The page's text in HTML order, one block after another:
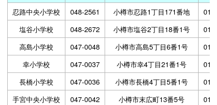
忍路中央小学校
048-2561 小樽市忍路1丁目171番地
塩谷小学校
048-2672 小樽市塩谷2丁目18番1号
高島小学校
047-0048 小樽市高島5丁目6番1号
幸小学校
047-0037 小樽市幸4丁目21番1号
長橋小学校
047-0036 小樽市長橋4丁目5番1号
手宮中央小学校
047-0042 小樽市末広町13番5号